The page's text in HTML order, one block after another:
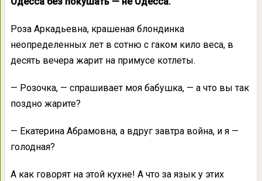
Роза Аркадьевна, крашеная блондинка
неопределенных лет в сотню с гаком кило веса, в
десять вечера жарит на примусе котлеты.
— Розочка, — спрашивает моя бабушка, — а что вы так
поздно жарите?
— Екатерина Абрамовна, а вдруг завтра война, и я —
голодная?
А как говорят на этой кухне! А что за язык у этих